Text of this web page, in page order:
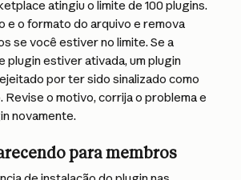
atingiu o limite de 100 plugins.
e o formato do arquivo e remova
se você estiver no limite. Se a
plugin estiver ativada, um plugin
por ter sido sinalizado como
Revise o motivo, corrija o problema e
novamente.
para membros